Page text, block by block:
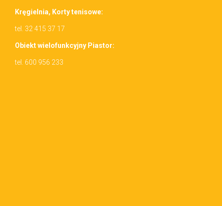
Kręgiel­nia, Korty tenisowe:
tel. 32 415 37 17
Obiekt wielo­funkcyjny Piastor:
tel. 600 956 233